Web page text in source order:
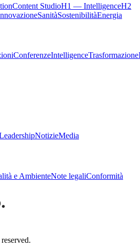
Content StudioH1 — IntelligenceH2
SanitàSostenibilitàEnergia
ConferenzeIntelligenceTrasformazione
NotizieMedia
e AmbienteNote legaliConformità